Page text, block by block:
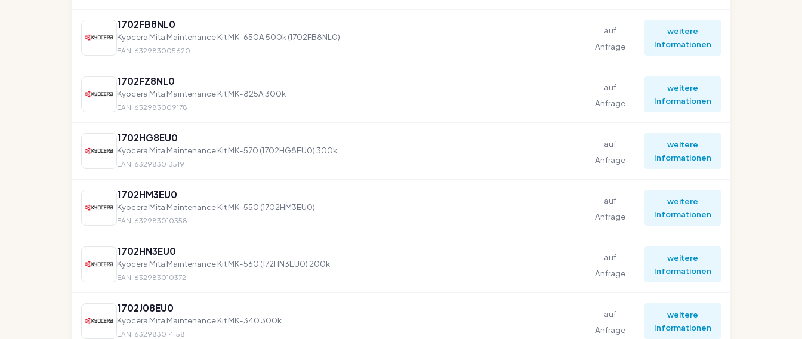
1702FB8NL0
Kyocera Mita Maintenance Kit MK-650A 500k (1702FB8NL0)
EAN: 632983005620
auf
Anfrage
weitere
Informationen
1702FZ8NL0
Kyocera Mita Maintenance Kit MK-825A 300k
EAN: 632983009178
auf
Anfrage
weitere
Informationen
1702HG8EU0
Kyocera Mita Maintenance Kit MK-570 (1702HG8EU0) 300k
EAN: 632983013519
auf
Anfrage
weitere
Informationen
1702HM3EU0
Kyocera Mita Maintenance Kit MK-550 (1702HM3EU0)
EAN: 632983010358
auf
Anfrage
weitere
Informationen
1702HN3EU0
Kyocera Mita Maintenance Kit MK-560 (172HN3EU0) 200k
EAN: 632983010372
auf
Anfrage
weitere
Informationen
1702J08EU0
Kyocera Mita Maintenance Kit MK-340 300k
EAN: 632983014158
auf
Anfrage
weitere
Informationen